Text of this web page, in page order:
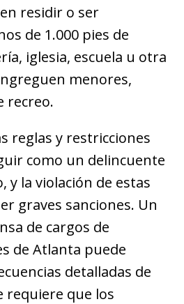
residir o ser
de 1.000 pies de
iglesia, escuela u otra
menores,
recreo.
reglas y restricciones
como un delincuente
y la violación de estas
graves sanciones. Un
de cargos de
de Atlanta puede
detalladas de
requiere que los